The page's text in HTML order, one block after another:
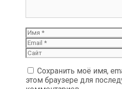
Имя
Сохранить моё имя,
этом браузере для